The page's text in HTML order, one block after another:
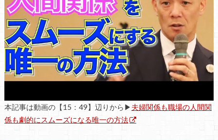
本記事は動画の【15：49】辺りから▶ 夫婦関係も職場の人間関
係も劇的にスムーズになる唯一の方法